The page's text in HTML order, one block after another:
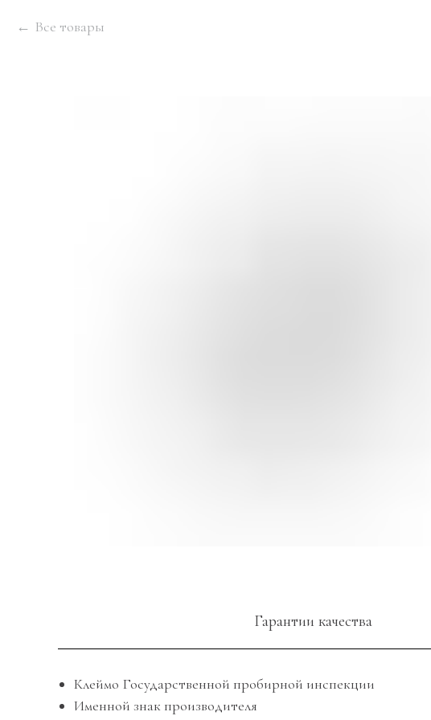
Все товары
Гарантии качества
Клеймо Государственной пробирной инспекции
Именной знак производителя